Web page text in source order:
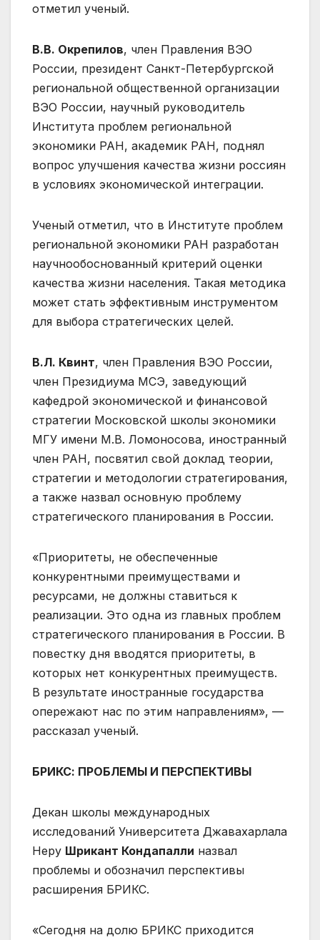
отметил ученый.
В.В. Окрепилов, член Правления ВЭО
России, президент Санкт-Петербургской
региональной общественной организации
ВЭО России, научный руководитель
Института проблем региональной
экономики РАН, академик РАН, поднял
вопрос улучшения качества жизни россиян
в условиях экономической интеграции.
Ученый отметил, что в Институте проблем
региональной экономики РАН разработан
научнообоснованный критерий оценки
качества жизни населения. Такая методика
может стать эффективным инструментом
для выбора стратегических целей.
В.Л. Квинт, член Правления ВЭО России,
член Президиума МСЭ, заведующий
кафедрой экономической и финансовой
стратегии Московской школы экономики
МГУ имени М.В. Ломоносова, иностранный
член РАН, посвятил свой доклад теории,
стратегии и методологии стратегирования,
а также назвал основную проблему
стратегического планирования в России.
«Приоритеты, не обеспеченные
конкурентными преимуществами и
ресурсами, не должны ставиться к
реализации. Это одна из главных проблем
стратегического планирования в России. В
повестку дня вводятся приоритеты, в
которых нет конкурентных преимуществ.
В результате иностранные государства
опережают нас по этим направлениям», —
рассказал ученый.
БРИКС: ПРОБЛЕМЫ И ПЕРСПЕКТИВЫ
Декан школы международных
исследований Университета Джавахарлала
Неру Шрикант Кондапалли назвал
проблемы и обозначил перспективы
расширения БРИКС.
«Сегодня на долю БРИКС приходится